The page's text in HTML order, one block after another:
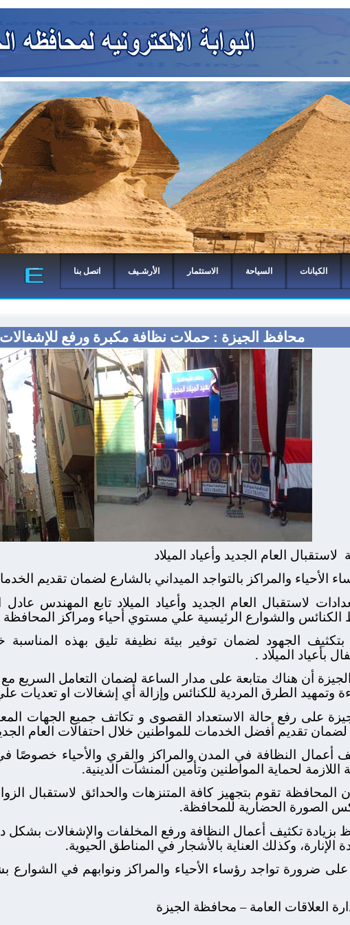
الكيانات السياحة الاستثمار الأرشـيف اتصل بنا
محافظ الجيزة : حملات نظافة مكبرة ورفع
لاستقبال العام الجديد وأعياد الميلاد
الأحياء والمراكز بالتواجد الميداني بالشارع لضمان تقديم
لاستقبال العام الجديد وأعياد الميلاد تابع المهندس
الكنائس والشوارع الرئيسية علي مستوي أحياء ومراكز
الجهود لضمان توفير بيئة نظيفة تليق بهذه
بأعياد الميلاد .
أن هناك متابعة على مدار الساعة لضمان التعامل السريع
وتمهيد الطرق المردية للكنائس وإزالة أي إشغالات او تعديات
على رفع حالة الاستعداد القصوى و تكاتف جميع الجهات
لضمان تقديم أفضل الخدمات للمواطنين خلال احتفالات العام
أعمال النظافة في المدن والمراكز والقري والأحياء خصوصًا
اللازمة لحماية المواطنين وتأمين المنشآت الدينية.
المحافظة تقوم بتجهيز كافة المتنزهات والحدائق لاستقبال
الصورة الحضارية للمحافظة.
بزيادة تكثيف أعمال النظافة ورفع المخلفات والإشغالات بشكل
الإنارة، وكذلك العناية بالأشجار في المناطق الحيوية.
ضرورة تواجد رؤساء الأحياء والمراكز ونوابهم في
العلاقات العامة – محافظة الجيزة